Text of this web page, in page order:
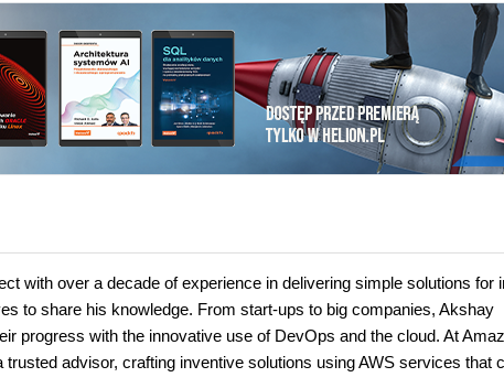
with over a decade of experience in delivering simple solutions for
to share his knowledge. From start-ups to big companies, Akshay
progress with the innovative use of DevOps and the cloud. At
advisor, crafting inventive solutions using AWS services that